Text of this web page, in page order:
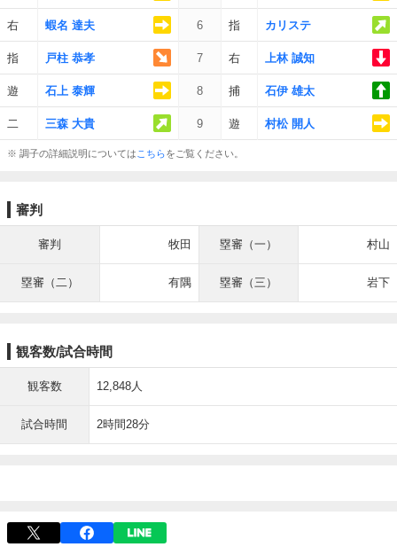
右 蝦名 達夫 6 指 カリステ
指 戸柱 恭孝 7 右 上林 誠知
遊 石上 泰輝 8 捕 石伊 雄太
二 三森 大貴 9 遊 村松 開人
※ 調子の詳細説明については こちらをご覧ください。
審判
審判 牧田 塁審（一） 村山
塁審（二） 有隅 塁審（三） 岩下
観客数/試合時間
観客数 12,848人
試合時間 2時間28分